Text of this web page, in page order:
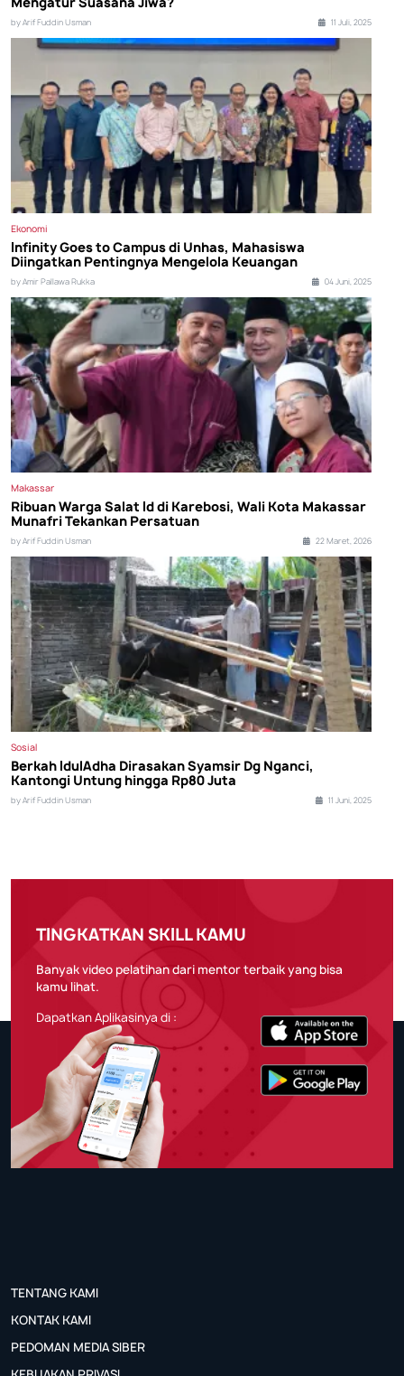
by Arif Fuddin Usman 11 Juli, 2025
Ekonomi
Infinity Goes to Campus di Unhas, Mahasiswa
Diingatkan Pentingnya Mengelola Keuangan
by Amir Pallawa Rukka 04 Juni, 2025
Makassar
Ribuan Warga Salat Id di Karebosi, Wali Kota Makassar
Munafri Tekankan Persatuan
by Arif Fuddin Usman 22 Maret, 2026
Sosial
Berkah IdulAdha Dirasakan Syamsir Dg Nganci,
Kantongi Untung hingga Rp80 Juta
by Arif Fuddin Usman 11 Juni, 2025
TINGKATKAN SKILL KAMU
Banyak video pelatihan dari mentor terbaik yang bisa
kamu lihat.
Dapatkan Aplikasinya di :
TENTANG KAMI
KONTAK KAMI
PEDOMAN MEDIA SIBER